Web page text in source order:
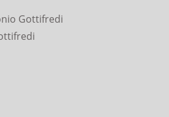
Gottifredi